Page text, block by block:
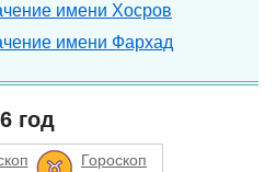
имени Хосров
имени Фархад
год
Гороскоп